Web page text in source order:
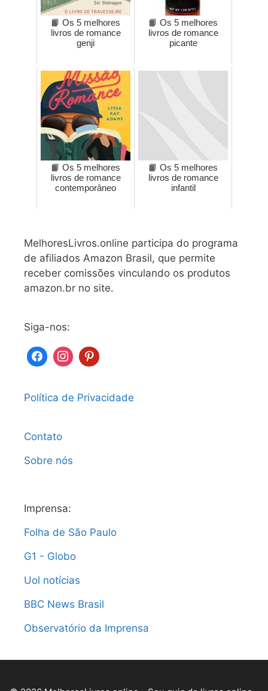
📙 Os 5 melhores
livros de romance
genji
📙 Os 5 melhores
livros de romance
picante
📙 Os 5 melhores
livros de romance
contemporâneo
📙 Os 5 melhores
livros de romance
infantil
MelhoresLivros.online participa do programa
de afiliados Amazon Brasil, que permite
receber comissões vinculando os produtos
amazon.br no site.
Siga-nos:
Política de Privacidade
Contato
Sobre nós
Imprensa:
Folha de São Paulo
G1 - Globo
Uol notícias
BBC News Brasil
Observatório da Imprensa